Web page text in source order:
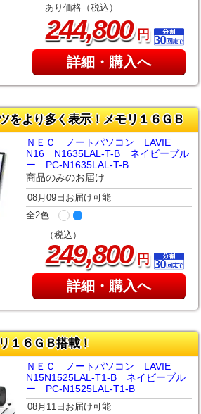
あり価格（税込）
244,800円
詳細・購入へ
をより多く表示！メモリ１６ＧＢ
ＮＥＣ ノートパソコン LAVIE
N16 N1635LAL-T-B ネイビーブル
ー PC-N1635LAL-T-B
商品のみのお届け
08月09日お届け可能
全2色
（税込）
249,800円
詳細・購入へ
１６ＧＢ搭載！
ＮＥＣ ノートパソコン LAVIE
N15N1525LAL-T1-B ネイビーブル
ー PC-N1525LAL-T1-B
08月11日お届け可能